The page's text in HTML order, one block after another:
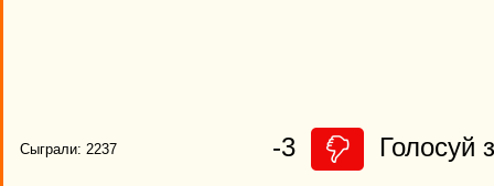
Сыграли: 2237 -3 Голосуй